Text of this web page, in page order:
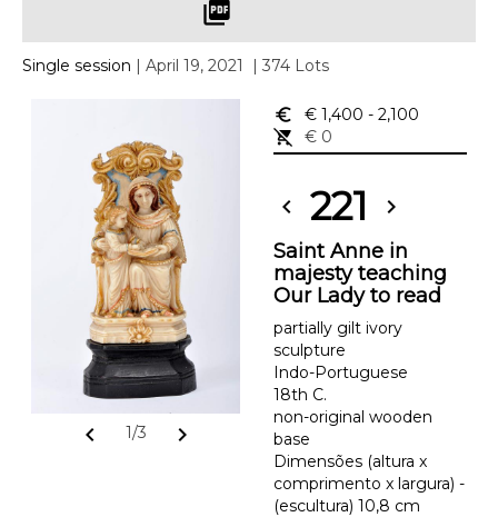
picture_as_pdf
Single session | April 19, 2021 | 374 Lots
chevron_left 1/3 chevron_right
euro_symbol € 1,400 - 2,100
remove_shopping_cart
€ 0
chevron_left 221 chevron_right
Saint Anne in
majesty teaching
Our Lady to read
partially gilt ivory
sculpture
Indo-Portuguese
18th C.
non-original wooden
base
Dimensões (altura x
comprimento x largura) -
(escultura) 10,8 cm